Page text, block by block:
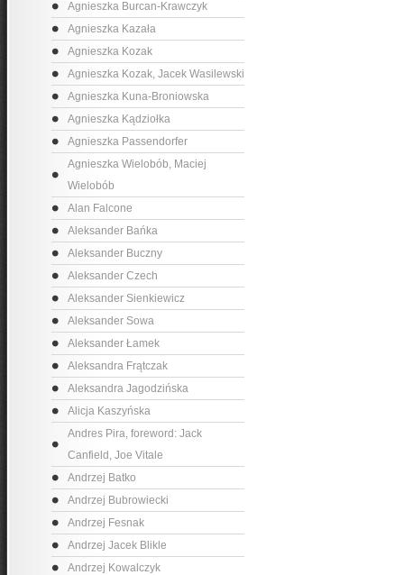
Agnieszka Burcan-Krawczyk
Agnieszka Kazała
Agnieszka Kozak
Agnieszka Kozak, Jacek Wasilewski
Agnieszka Kuna-Broniowska
Agnieszka Kądziołka
Agnieszka Passendorfer
Agnieszka Wielobób, Maciej
Wielobób
Alan Falcone
Aleksander Bańka
Aleksander Buczny
Aleksander Czech
Aleksander Sienkiewicz
Aleksander Sowa
Aleksander Łamek
Aleksandra Frątczak
Aleksandra Jagodzińska
Alicja Kaszyńska
Andres Pira, foreword: Jack
Canfield, Joe Vitale
Andrzej Batko
Andrzej Bubrowiecki
Andrzej Fesnak
Andrzej Jacek Blikle
Andrzej Kowalczyk